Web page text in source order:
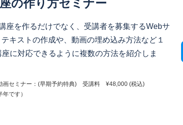
の作り方セミナー
座を作るだけでなく、受講者を募集するWebサ
キストの作成や、動画の埋め込み方法など１
に対応できるように複数の方法を紹介しま
画セミナー：(早期予約特典) 受講料 ¥48,000 (税込)
です）